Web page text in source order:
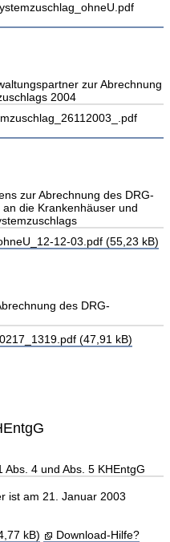
zur Abrechnung
2004
zur Abrechnung des DRG-
die Krankenhäuser und
12-03.pdf (55,23 kB)
des DRG-
(47,91 kB)
4 und Abs. 5 KHEntgG
ist am 21. Januar 2003
kB)
Download-Hilfe?